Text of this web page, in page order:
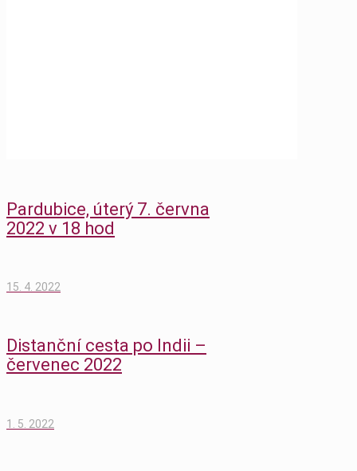
Pardubice, úterý 7. června
2022 v 18 hod
15. 4. 2022
Distanční cesta po Indii –
červenec 2022
1. 5. 2022